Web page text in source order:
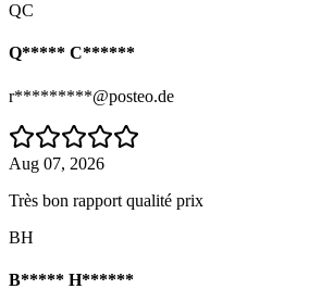
QC
Q***** C******
r*********@posteo.de
Aug 07, 2026
Très bon rapport qualité prix
BH
B***** H******